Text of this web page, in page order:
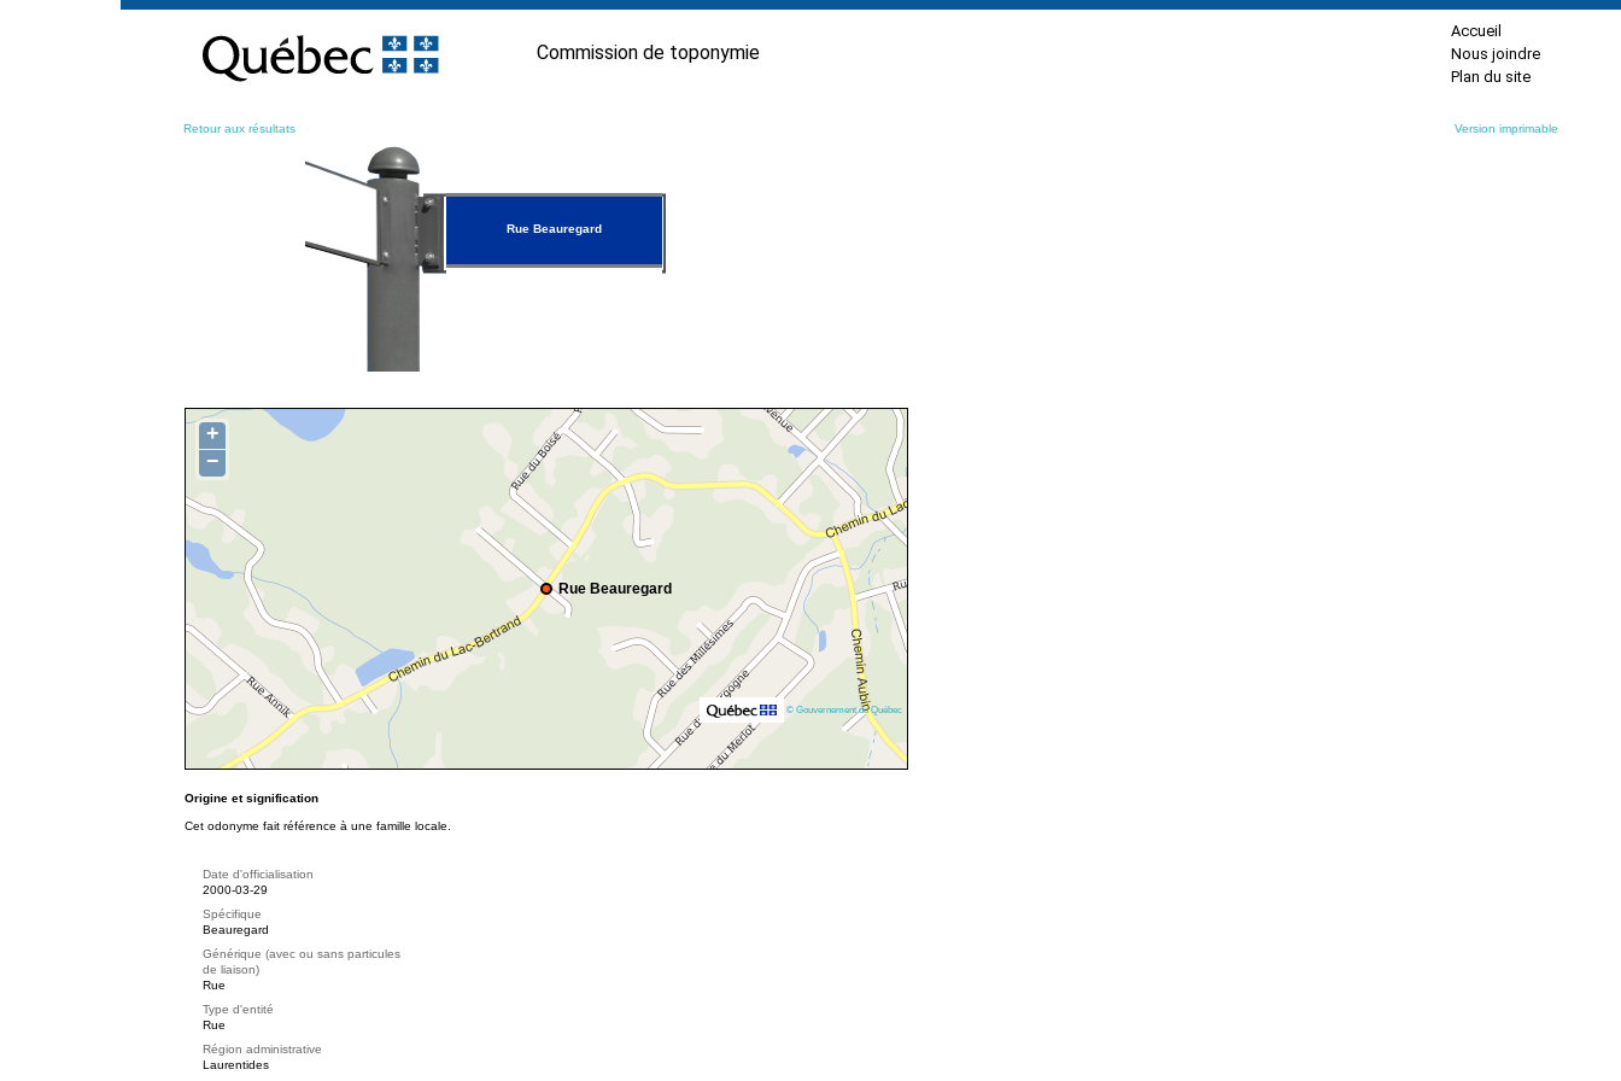
contenu
Commission de toponymie
Accueil
Nous joindre
Plan du site
Retour aux résultats Version imprimable
Rue Beauregard
Rue Beauregard
+
−
© Gouvernement du Québec
Origine et signification
Cet odonyme fait référence à une famille locale.
Date d'officialisation
2000-03-29
Spécifique
Beauregard
Générique (avec ou sans particules
de liaison)
Rue
Type d'entité
Rue
Région administrative
Laurentides